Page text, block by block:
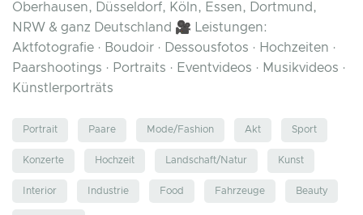
Oberhausen, Düsseldorf, Köln, Essen, Dortmund,
NRW & ganz Deutschland 🎥 Leistungen:
Aktfotografie · Boudoir · Dessousfotos · Hochzeiten ·
Paarshootings · Portraits · Eventvideos · Musikvideos ·
Künstlerporträts
Portrait Paare Mode/Fashion Akt Sport
Konzerte Hochzeit Landschaft/Natur Kunst
Interior Industrie Food Fahrzeuge Beauty